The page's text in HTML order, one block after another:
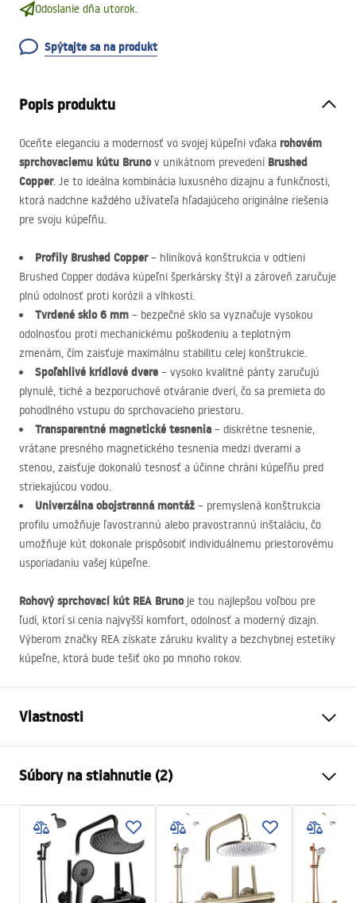
Odoslanie dňa utorok.
Spýtajte sa na produkt
Popis produktu
Oceňte eleganciu a modernosť vo svojej kúpeľni vďaka rohovém
sprchovaciemu kútu Brunov unikátnom prevedení Brushed
Copper. Je to ideálna kombinácia luxusného dizajnu a funkčnosti,
ktorá nadchne každého užívateľa hľadajúceho originálne riešenia
pre svoju kúpeľňu.
Profily Brushed Copper– hliníková konštrukcia v odtieni
Brushed Copper dodáva kúpeľni šperkársky štýl a zároveň zaručuje
plnú odolnosť proti korózii a vlhkosti.
Tvrdené sklo 6 mm – bezpečné sklo sa vyznačuje vysokou
odolnosťou proti mechanickému poškodeniu a teplotným
zmenám, čím zaisťuje maximálnu stabilitu celej konštrukcie.
Spoľahlivé krídlové dvere – vysoko kvalitné pánty zaručujú
plynulé, tiché a bezporuchové otváranie dverí, čo sa premieta do
pohodlného vstupu do sprchovacieho priestoru.
Transparentné magnetické tesnenia – diskrétne tesnenie,
vrátane presného magnetického tesnenia medzi dverami a
stenou, zaisťuje dokonalú tesnosť a účinne chráni kúpeľňu pred
striekajúcou vodou.
Univerzálna obojstranná montáž – premyslená konštrukcia
profilu umožňuje ľavostrannú alebo pravostrannú inštaláciu, čo
umožňuje kút dokonale prispôsobiť individuálnemu priestorovému
usporiadaniu vašej kúpeľne.
Rohový sprchovací kút REA Brunoje tou najlepšou voľbou pre
ľudí, ktorí si cenia najvyšší komfort, odolnosť a moderný dizajn.
Výberom značky REA získate záruku kvality a bezchybnej estetiky
kúpeľne, ktorá bude tešiť oko po mnoho rokov.
Vlastnosti
Farba
Typ kabíny
Roh
Farba skla
Transparent 6mm
Spôsob otvárania
Naklápateľné
Séria
Súbory na stiahnutie (2)
Warunki bezpieczeństwa
WARUNKI BEZPIECZENSTWA KABINY DRZWI
PARAWANY.pdf